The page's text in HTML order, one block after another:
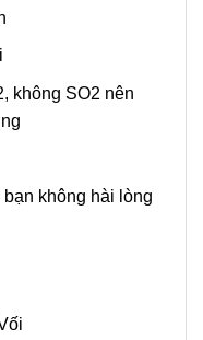
không SO2 nên
không hài lòng